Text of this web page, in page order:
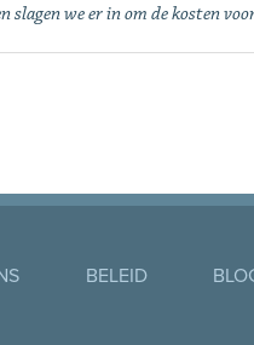
slagen we er in om de kosten
BELEID